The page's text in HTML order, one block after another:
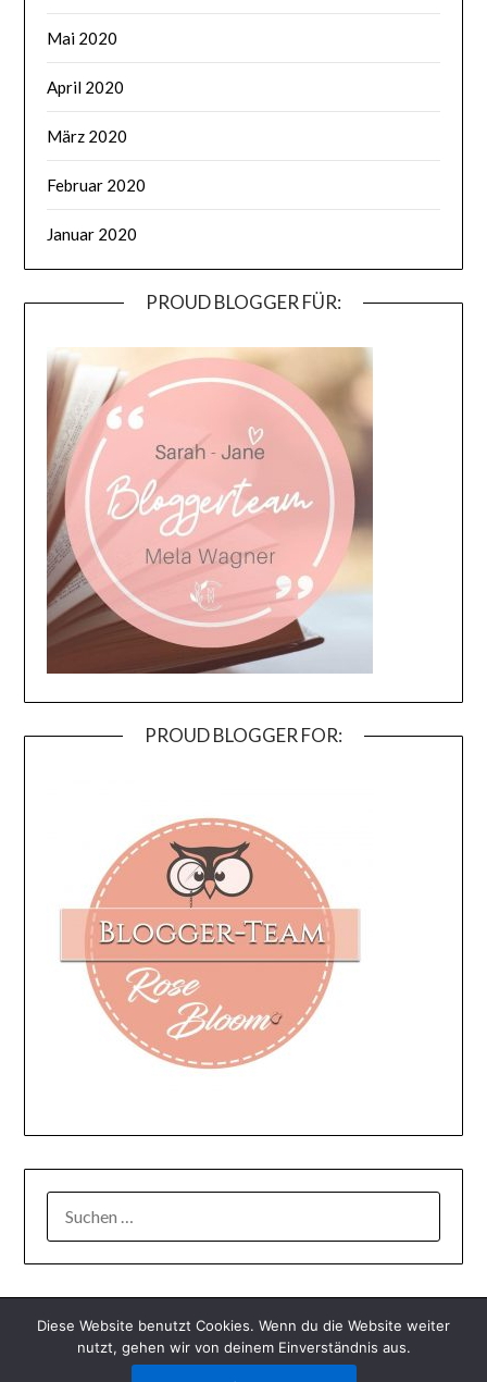
Mai 2020
April 2020
März 2020
Februar 2020
Januar 2020
PROUD BLOGGER FÜR:
PROUD BLOGGER FOR:
NACH:
Diese Website benutzt Cookies. Wenn du die Website weiter
nutzt, gehen wir von deinem Einverständnis aus.